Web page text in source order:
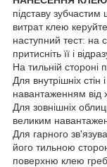
підставу
витрат клею
наступний тест: на
притисніть її і
На тильній стороні
Для внутрішніх
навантаженням від
Для зовнішніх
великим
Для гарного
його тильною
поверхню клею